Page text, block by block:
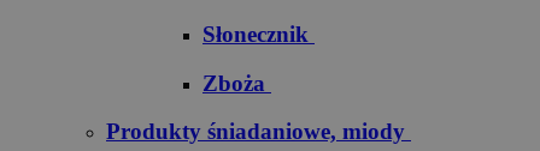
Słonecznik
Zboża
Produkty śniadaniowe, miody